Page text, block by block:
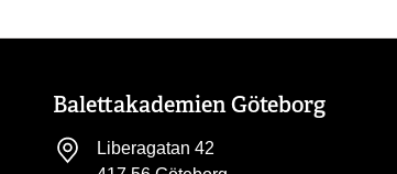
Balettakademien Göteborg
Liberagatan 42